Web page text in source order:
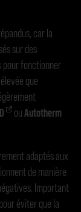
car la
sur des
pour fonctionner
que
ouAutotherm
adaptés aux
de manière
Important
éviter que la